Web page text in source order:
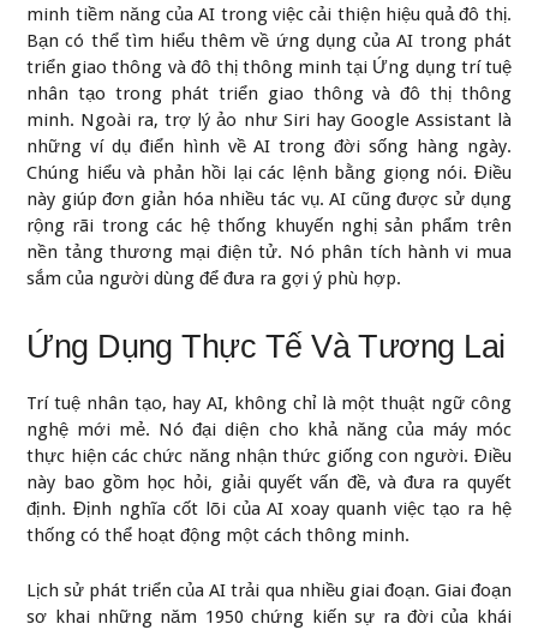
minh tiềm năng của AI trong việc cải thiện hiệu quả đô thị.
Bạn có thể tìm hiểu thêm về ứng dụng của AI trong phát
triển giao thông và đô thị thông minh tại Ứng dụng trí tuệ
nhân tạo trong phát triển giao thông và đô thị thông
minh. Ngoài ra, trợ lý ảo như Siri hay Google Assistant là
những ví dụ điển hình về AI trong đời sống hàng ngày.
Chúng hiểu và phản hồi lại các lệnh bằng giọng nói. Điều
này giúp đơn giản hóa nhiều tác vụ. AI cũng được sử dụng
rộng rãi trong các hệ thống khuyến nghị sản phẩm trên
nền tảng thương mại điện tử. Nó phân tích hành vi mua
sắm của người dùng để đưa ra gợi ý phù hợp.
Ứng Dụng Thực Tế Và Tương Lai
Trí tuệ nhân tạo, hay AI, không chỉ là một thuật ngữ công
nghệ mới mẻ. Nó đại diện cho khả năng của máy móc
thực hiện các chức năng nhận thức giống con người. Điều
này bao gồm học hỏi, giải quyết vấn đề, và đưa ra quyết
định. Định nghĩa cốt lõi của AI xoay quanh việc tạo ra hệ
thống có thể hoạt động một cách thông minh.
Lịch sử phát triển của AI trải qua nhiều giai đoạn. Giai đoạn
sơ khai những năm 1950 chứng kiến sự ra đời của khái